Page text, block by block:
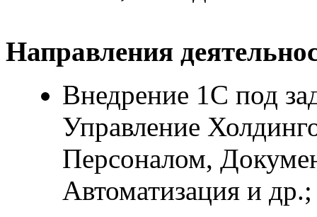
Направления
Внедрение 1С под
Управление
Персоналом,
Автоматизация и др.;